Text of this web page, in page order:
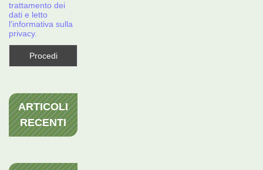
trattamento dei
dati e letto
l'informativa sulla
privacy.
ARTICOLI
RECENTI